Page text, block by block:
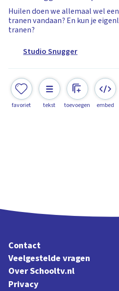
Huilen doen we allemaal wel
tranen vandaan? En kun je
tranen?
Studio Snugger
favoriet tekst toevoegen embed
Contact
Veelgestelde vragen
Over Schooltv.nl
Privacy